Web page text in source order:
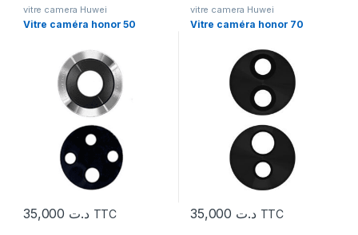
vitre camera Huwei
Vitre caméra honor 50
د.ت TTC
vitre camera Huwei
Vitre caméra honor 70
د.ت TTC